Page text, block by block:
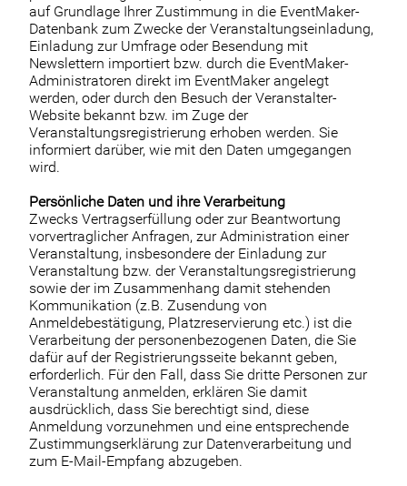
auf Grundlage Ihrer Zustimmung in die EventMaker-
Datenbank zum Zwecke der Veranstaltungseinladung,
Einladung zur Umfrage oder Besendung mit
Newslettern importiert bzw. durch die EventMaker-
Administratoren direkt im EventMaker angelegt
werden, oder durch den Besuch der Veranstalter-
Website bekannt bzw. im Zuge der
Veranstaltungsregistrierung erhoben werden. Sie
informiert darüber, wie mit den Daten umgegangen
wird.
Persönliche Daten und ihre Verarbeitung
Zwecks Vertragserfüllung oder zur Beantwortung
vorvertraglicher Anfragen, zur Administration einer
Veranstaltung, insbesondere der Einladung zur
Veranstaltung bzw. der Veranstaltungsregistrierung
sowie der im Zusammenhang damit stehenden
Kommunikation (z.B. Zusendung von
Anmeldebestätigung, Platzreservierung etc.) ist die
Verarbeitung der personenbezogenen Daten, die Sie
dafür auf der Registrierungsseite bekannt geben,
erforderlich. Für den Fall, dass Sie dritte Personen zur
Veranstaltung anmelden, erklären Sie damit
ausdrücklich, dass Sie berechtigt sind, diese
Anmeldung vorzunehmen und eine entsprechende
Zustimmungserklärung zur Datenverarbeitung und
zum E-Mail-Empfang abzugeben.